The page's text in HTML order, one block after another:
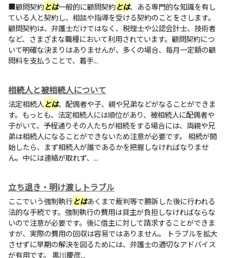
■顧問契約とは一般的に顧問契約とは、ある専門的な知識を有し
ている人と契約し、相談や指導を受ける契約のことをさします。
顧問契約は、弁護士だけではなく、税理士や公認会計士、技術者
など、さまざまな職種において利用されています。顧問契約につ
いて明確な決まりはありませんが、多くの場合、毎月一定額の顧
問料を支払うことで、着手...
相続人と被相続人について
法定相続人 とは、配偶者や子、親や兄弟などがなることができま
す。もっとも、法定相続人には順位があり、被相続人に配偶者や
子がいて、予程通りその人たちが相続をする場合には、両親や兄
弟は相続人になることができないため注意が必要です。 相続が開
始したら、まず相続人が誰であるかを把握しなければなりませ
ん。中には連絡が取れず、...
立ち退き・明け渡しトラブル
ここでいう強制執行とはあくまで裁判等で勝訴した後に行われる
法的な手続です。強制執行の費用は貸主が負担しなければならな
いので注意が必要です。後に借主に対して請求することができま
すが、実際の費用の回収は容易ではありません。 トラブルを拡大
させずに早期の解決を図るためには、弁護士の適切なアドバイス
が有用です。 黒川慶彦...